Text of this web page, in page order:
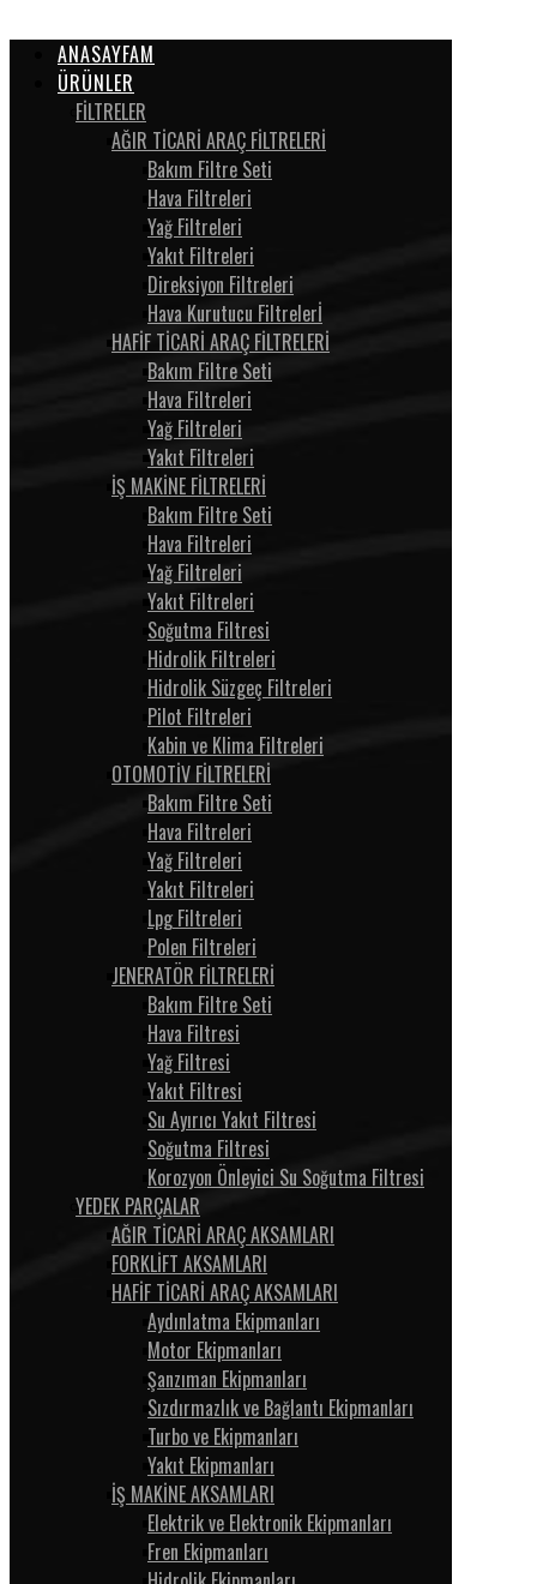
ANASAYFAM
ÜRÜNLER
FİLTRELER
AĞIR TİCARİ ARAÇ FİLTRELERİ
Bakım Filtre Seti
Hava Filtreleri
Yağ Filtreleri
Yakıt Filtreleri
Direksiyon Filtreleri
Hava Kurutucu Filtrelerİ
HAFİF TİCARİ ARAÇ FİLTRELERİ
Bakım Filtre Seti
Hava Filtreleri
Yağ Filtreleri
Yakıt Filtreleri
İŞ MAKİNE FİLTRELERİ
Bakım Filtre Seti
Hava Filtreleri
Yağ Filtreleri
Yakıt Filtreleri
Soğutma Filtresi
Hidrolik Filtreleri
Hidrolik Süzgeç Filtreleri
Pilot Filtreleri
Kabin ve Klima Filtreleri
OTOMOTİV FİLTRELERİ
Bakım Filtre Seti
Hava Filtreleri
Yağ Filtreleri
Yakıt Filtreleri
Lpg Filtreleri
Polen Filtreleri
JENERATÖR FİLTRELERİ
Bakım Filtre Seti
Hava Filtresi
Yağ Filtresi
Yakıt Filtresi
Su Ayırıcı Yakıt Filtresi
Soğutma Filtresi
Korozyon Önleyici Su Soğutma Filtresi
YEDEK PARÇALAR
AĞIR TİCARİ ARAÇ AKSAMLARI
FORKLİFT AKSAMLARI
HAFİF TİCARİ ARAÇ AKSAMLARI
Aydınlatma Ekipmanları
Motor Ekipmanları
Şanzıman Ekipmanları
Sızdırmazlık ve Bağlantı Ekipmanları
Turbo ve Ekipmanları
Yakıt Ekipmanları
İŞ MAKİNE AKSAMLARI
Elektrik ve Elektronik Ekipmanları
Fren Ekipmanları